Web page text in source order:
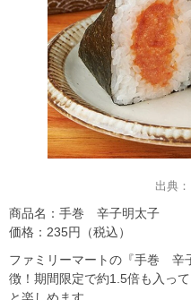
出典
商品名：手巻 辛子明太子
価格：235円（税込）
ファミリーマートの『手巻 辛
徴！期間限定で約1.5倍も入っ